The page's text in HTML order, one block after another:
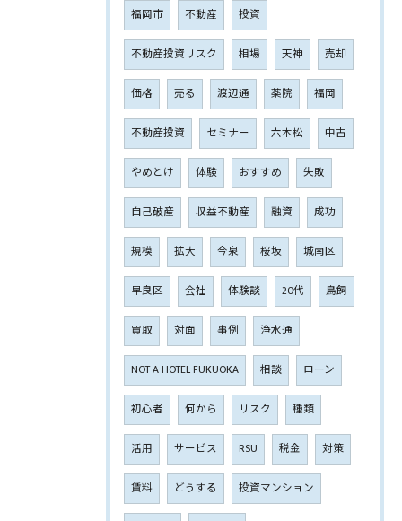
福岡市 不動産 投資
不動産投資リスク 相場 天神 売却
価格 売る 渡辺通 薬院 福岡
不動産投資 セミナー 六本松 中古
やめとけ 体験 おすすめ 失敗
自己破産 収益不動産 融資 成功
規模 拡大 今泉 桜坂 城南区
早良区 会社 体験談 20代 鳥飼
買取 対面 事例 浄水通
NOT A HOTEL FUKUOKA 相談 ローン
初心者 何から リスク 種類
活用 サービス RSU 税金 対策
賃料 どうする 投資マンション